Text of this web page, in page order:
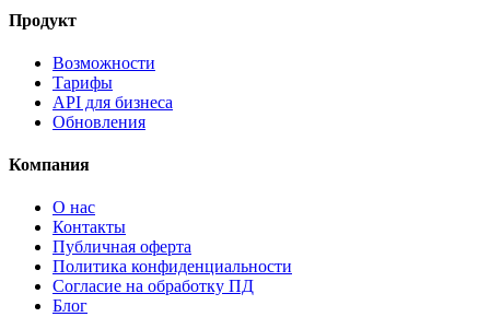
Продукт
Возможности
Тарифы
API для бизнеса
Обновления
Компания
О нас
Контакты
Публичная оферта
Политика конфиденциальности
Согласие на обработку ПД
Блог